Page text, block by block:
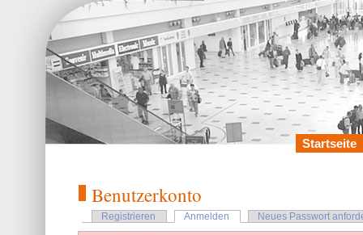
Startseite
Benutzerkonto
Registrieren Anmelden Neues Passwort